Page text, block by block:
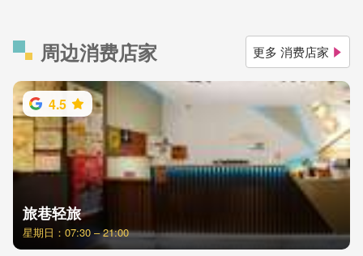
周边消费店家 更多 消费店家
4.5
旅巷轻旅
星期日：07:30 – 21:00